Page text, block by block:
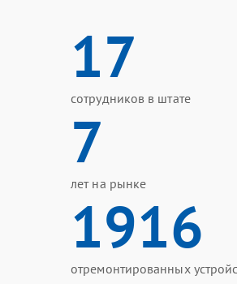
17
сотрудников в штате
7
лет на рынке
1916
отремонтированных